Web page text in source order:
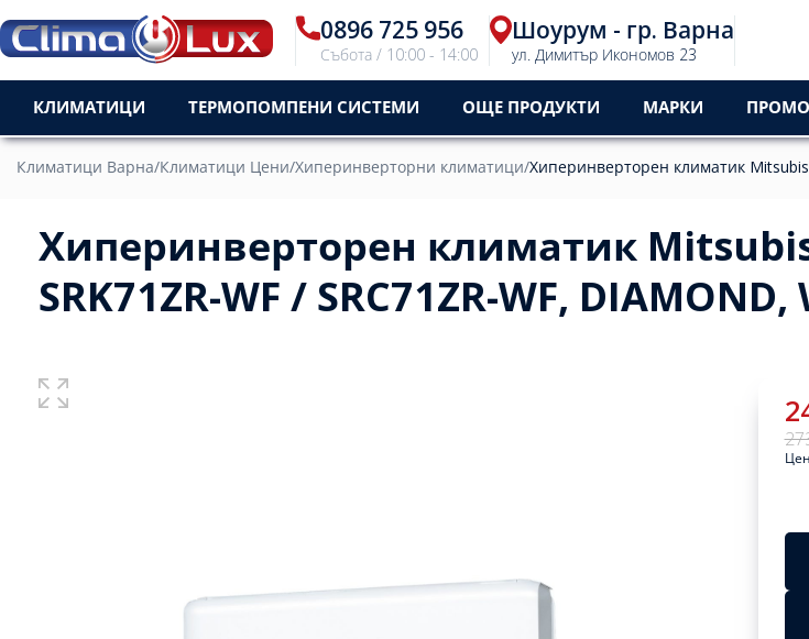
0896 725 956
Събота / 10:00 - 14:00
Шоурум - гр. Варна
ул. Димитър Икономов 23
КЛИМАТИЦИ ТЕРМОПОМПЕНИ СИСТЕМИ ОЩЕ ПРОДУКТИ МАРКИ
Климатици Варна/Климатици Цени/Хиперинверторни климатици/Хиперинверторен климатик
Хиперинверторен климатик
SRK71ZR-WF / SRC71ZR-WF,